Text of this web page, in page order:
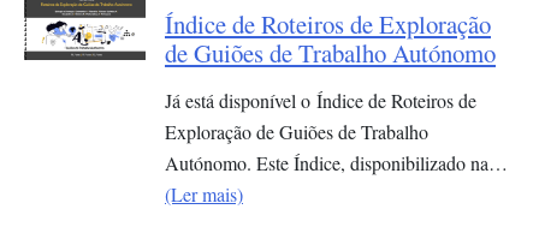
Índice de Roteiros de Exploração
de Guiões de Trabalho Autónomo
Já está disponível o Índice de Roteiros de
Exploração de Guiões de Trabalho
Autónomo. Este Índice, disponibilizado na…
(Ler mais)